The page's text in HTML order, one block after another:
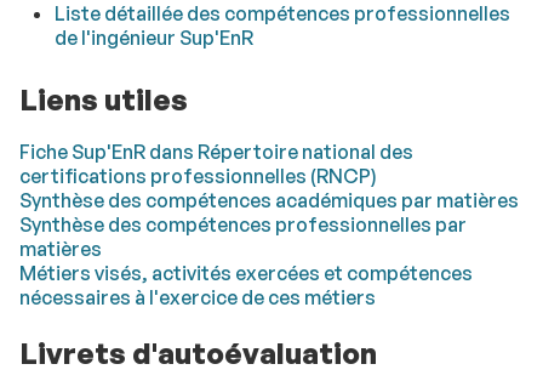
Liste détaillée des compétences professionnelles
de l'ingénieur Sup'EnR
Liens utiles
Fiche Sup'EnR dans Répertoire national des
certifications professionnelles (RNCP)
Synthèse des compétences académiques par matières
Synthèse des compétences professionnelles par
matières
Métiers visés, activités exercées et compétences
nécessaires à l'exercice de ces métiers
Livrets d'autoévaluation